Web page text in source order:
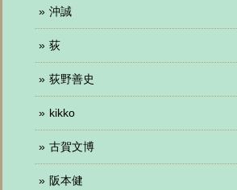
沖誠
荻
荻野善史
kikko
古賀文博
阪本健